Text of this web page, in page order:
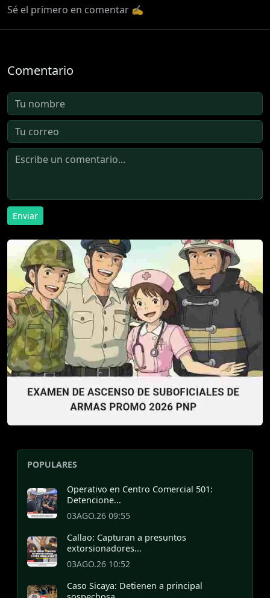
Sé el primero en comentar ✍️
Comentario
Enviar
POPULARES
Operativo en Centro Comercial 501:
Detencione...
03AGO.26 09:55
Callao: Capturan a presuntos
extorsionadores...
03AGO.26 10:52
Caso Sicaya: Detienen a principal